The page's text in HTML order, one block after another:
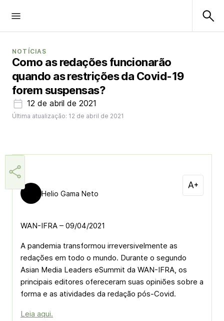
NOTÍCIAS
Como as redações funcionarão
quando as restrições da Covid-19
forem suspensas?
12 de abril de 2021
Última atualização: 12 de abril de 2021
Helio Gama Neto
WAN-IFRA – 09/04/2021
A pandemia transformou irreversivelmente as
redações em todo o mundo. Durante o segundo
Asian Media Leaders eSummit da WAN-IFRA, os
principais editores ofereceram suas opiniões sobre a
forma e as atividades da redação pós-Covid.
Leia aqui.